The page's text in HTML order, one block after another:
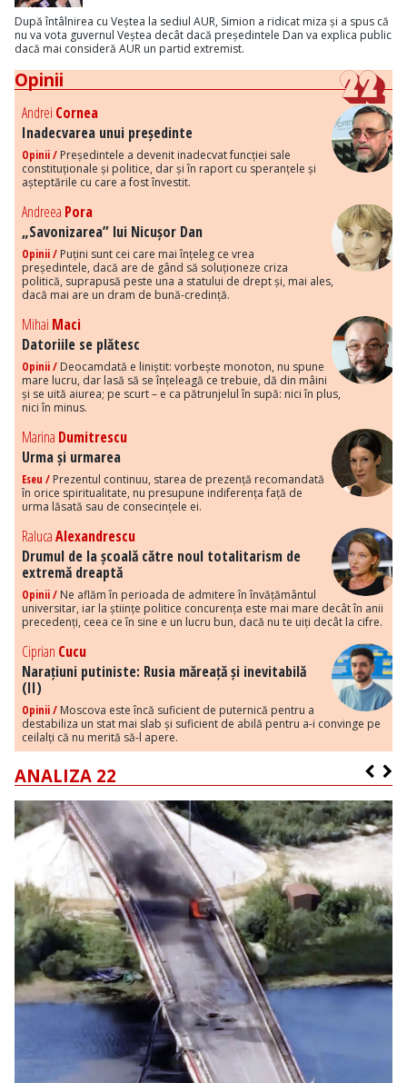
După întâlnirea cu Veștea la sediul AUR, Simion a ridicat miza și a spus că
nu va vota guvernul Veștea decât dacă președintele Dan va explica public
dacă mai consideră AUR un partid extremist.
Opinii
Andrei Cornea
Inadecvarea unui președinte
Opinii / Președintele a devenit inadecvat funcției sale
constituționale și politice, dar și în raport cu speranțele și
așteptările cu care a fost învestit.
Andreea Pora
„Savonizarea” lui Nicușor Dan
Opinii / Puțini sunt cei care mai înțeleg ce vrea
președintele, dacă are de gând să soluționeze criza
politică, suprapusă peste una a statului de drept și, mai ales,
dacă mai are un dram de bună-credință.
Mihai Maci
Datoriile se plătesc
Opinii / Deocamdată e liniștit: vorbește monoton, nu spune
mare lucru, dar lasă să se înțeleagă ce trebuie, dă din mâini
și se uită aiurea; pe scurt – e ca pătrunjelul în supă: nici în plus,
nici în minus.
Marina Dumitrescu
Urma și urmarea
Eseu / Prezentul continuu, starea de prezență recomandată
în orice spiritualitate, nu presupune indiferența față de
urma lăsată sau de consecințele ei.
RalucaAlexandrescu
Drumul de la școală către noul totalitarism de
extremă dreaptă
Opinii / Ne aflăm în perioada de admitere în învățământul
universitar, iar la științe politice concurența este mai mare decât în anii
precedenți, ceea ce în sine e un lucru bun, dacă nu te uiți decât la cifre.
Ciprian Cucu
Narațiuni putiniste: Rusia măreață și inevitabilă
(II)
Opinii / Moscova este încă suficient de puternică pentru a
destabiliza un stat mai slab și suficient de abilă pentru a-i convinge pe
ceilalți că nu merită să-l apere.
ANALIZA 22